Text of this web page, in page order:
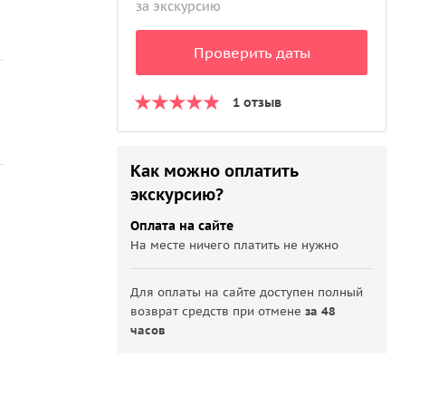
за экскурсию
Проверить даты
1 отзыв
Как можно оплатить
экскурсию?
Оплата на сайте
На месте ничего платить не нужно
Для оплаты на сайте доступен полный
возврат средств при отменеза 48
часов